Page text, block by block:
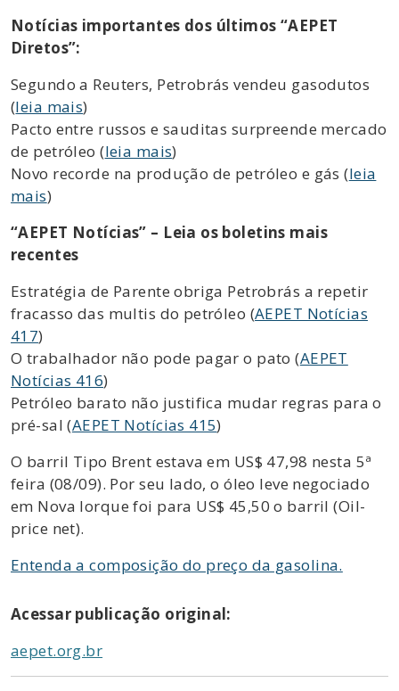
Notícias importantes dos últimos “AEPET
Diretos”:
Segundo a Reuters, Petrobrás vendeu gasodutos
(leia mais)
Pacto entre russos e sauditas surpreende mercado
de petróleo (leia mais)
Novo recorde na produção de petróleo e gás (leia
mais)
“AEPET Notícias” – Leia os boletins mais
recentes
Estratégia de Parente obriga Petrobrás a repetir
fracasso das multis do petróleo (AEPET Notícias
417)
O trabalhador não pode pagar o pato (AEPET
Notícias 416)
Petróleo barato não justifica mudar regras para o
pré-sal (AEPET Notícias 415)
O barril Tipo Brent estava em US$ 47,98 nesta 5ª
feira (08/09). Por seu lado, o óleo leve negociado
em Nova Iorque foi para US$ 45,50 o barril (Oil-
price net).
Entenda a composição do preço da gasolina.
Acessar publicação original:
aepet.org.br